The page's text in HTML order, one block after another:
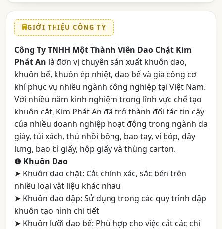
GIỚI THIỆU CÔNG TY
Công Ty TNHH Một Thành Viên Dao Chặt Kim
Phát An là đơn vị chuyên sản xuất khuôn dao,
khuôn bế, khuôn ép nhiệt, dao bế và gia công cơ
khí phục vụ nhiều ngành công nghiệp tại Việt Nam.
Với nhiều năm kinh nghiệm trong lĩnh vực chế tạo
khuôn cắt, Kim Phát An đã trở thành đối tác tin cậy
của nhiều doanh nghiệp hoạt động trong ngành da
giày, túi xách, thú nhồi bông, bao tay, ví bóp, dây
lưng, bao bì giấy, hộp giấy và thùng carton.
❶ Khuôn Dao
➤ Khuôn dao chặt: Cắt chính xác, sắc bén trên
nhiều loại vật liệu khác nhau
➤ Khuôn dao dập: Sử dụng trong các quy trình dập
khuôn tạo hình chi tiết
➤ Khuôn lưỡi dao bế: Phù hợp cho việc cắt các chi